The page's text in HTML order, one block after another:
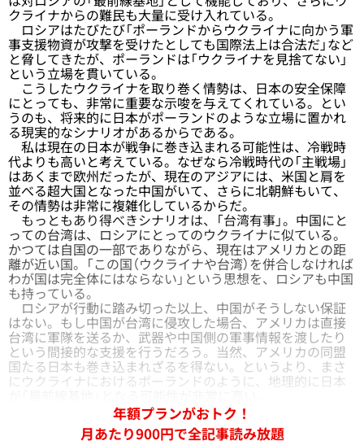
クライナからの難民も大量に受け入れている。
ロシアはたびたび「ポーランドからウクライナに向かう軍
事支援物資が攻撃を受けたとしても国際法上は合法だ」など
と脅してきたが、ポーランドは「ウクライナを見捨てない」
という立場を貫いている。
こうしたウクライナを取り巻く情勢は、日本の安全保障
にとっても、非常に重要な示唆を与えてくれている。とい
うのも、将来的に日本がポーランドのような立場に置かれ
る現実的なシナリオがあるからである。
私は現在の日本が戦争に巻き込まれる可能性は、冷戦時
代よりも高いと考えている。なぜなら冷戦時代の「主戦場」
はあくまで欧州だったが、現在のアジアには、米国と肩を
並べる超大国となった中国がいて、さらに北朝鮮もいて、
その情勢は非常に複雑化しているからだ。
もっともあり得べきシナリオは、「台湾有事」。中国にと
っての台湾は、ロシアにとってのウクライナに似ている。
かつては自国の一部でありながら、現在はアメリカとの距
離が近い国。「この国（ウクライナや台湾）を併合しなければ
わが国は完全体にはならない」という思想を、ロシアも中国
も持っている。
ロシアが行動に踏み切った以上、中国がそうしない保証
はない。もし中国が台湾に侵攻した場合、アメリカは直接
台湾に軍隊を送るか、武器や中国側の軍事情報を渡したり
という間接的な支援を行うだろう。当然、アメリカの同盟
国たる日本も巻き込まれざるを得ない。というより、まさ
にウクライナにおけるポーランドのように、地理的に日本
年額プランがおトク！
月あたり900円で全記事読み放題